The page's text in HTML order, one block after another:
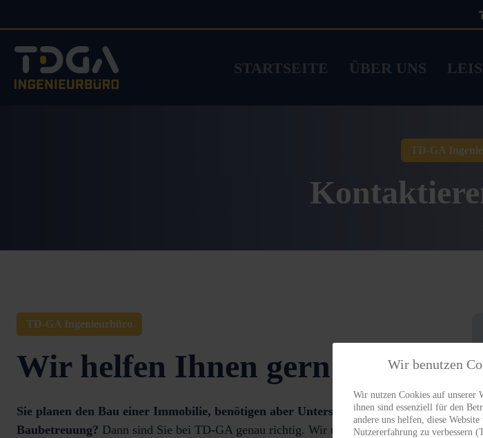
STARTSEITE ÜBER UNS
TD-GA
TD-GA Ingenieurbüro
Wir helfen Ihnen gern!
Sie planen den Bau einer Immobilie, benötigen aber Unterstützung bei der
Baubetreuung? Dann sind Sie bei TD-GA genau richtig. Wir unterstützen Sie
Wir benutzen
Wir nutzen Cookies auf unserer
ihnen sind essenziell für den
andere uns helfen, diese Website
Nutzererfahrung zu verbessern